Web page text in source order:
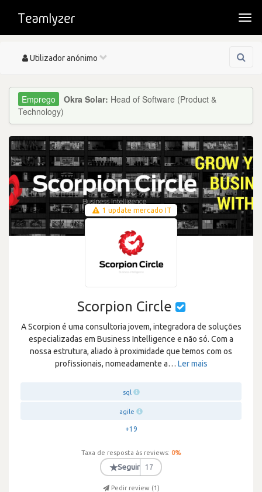
Toggle
Utilizador anónimo
Okra Solar: Head of Software (Product &
Technology)
1 update mercado IT
Scorpion Circle
A Scorpion é uma consultoria jovem, integradora de soluções
especializadas em Business Intelligence e não só. Com a
nossa estrutura, aliado à proximidade que temos com os
profissionais, nomeadamente a… Ler mais
sql
agile
+19
Taxa de resposta às reviews: 0%
★Seguir 17
Pedir review (1)